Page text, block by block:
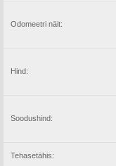
Odomeetri näit:
Hind:
Soodushind:
Tehasetähis: